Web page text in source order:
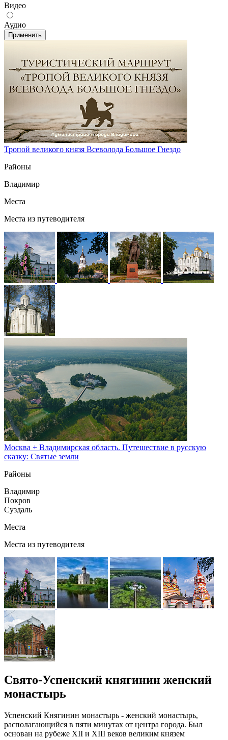
Видео
Аудио
Применить
Тропой великого князя Всеволода Большое Гнездо
Районы
Владимир
Места
Места из путеводителя
Москва + Владимирская область. Путешествие в русскую
сказку: Святые земли
Районы
Владимир
Покров
Суздаль
Места
Места из путеводителя
Свято-Успенский княгинин женский
монастырь
Успенский Княгинин монастырь - женский монастырь,
располагающийся в пяти минутах от центра города. Был
основан на рубеже XII и XIII веков великим князем